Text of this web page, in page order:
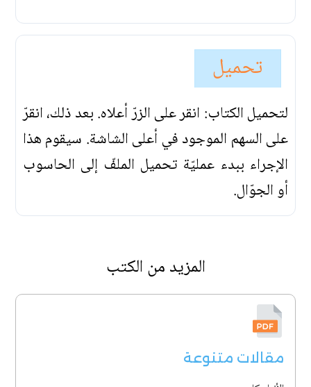
تحميل
لتحميل الكتاب: انقر على الزرّ أعلاه. بعد ذلك، انقرّ
على السهم الموجود في أعلى الشاشة. سيقوم هذا
الإجراء ببدء عمليّة تحميل الملفّ إلى الحاسوب
أو الجوّال.
المزيد من الكتب
مقالات متنوعة